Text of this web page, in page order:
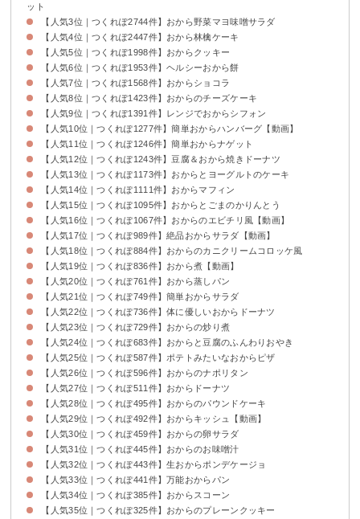
ット
【人気3位｜つくれぽ2744件】おから野菜マヨ味噌サラダ
【人気4位｜つくれぽ2447件】おから林檎ケーキ
【人気5位｜つくれぽ1998件】おからクッキー
【人気6位｜つくれぽ1953件】ヘルシーおから餅
【人気7位｜つくれぽ1568件】おからショコラ
【人気8位｜つくれぽ1423件】おからのチーズケーキ
【人気9位｜つくれぽ1391件】レンジでおからシフォン
【人気10位｜つくれぽ1277件】簡単おからハンバーグ【動画】
【人気11位｜つくれぽ1246件】簡単おからナゲット
【人気12位｜つくれぽ1243件】豆腐＆おから焼きドーナツ
【人気13位｜つくれぽ1173件】おからとヨーグルトのケーキ
【人気14位｜つくれぽ1111件】おからマフィン
【人気15位｜つくれぽ1095件】おからとごまのかりんとう
【人気16位｜つくれぽ1067件】おからのエビチリ風【動画】
【人気17位｜つくれぽ989件】絶品おからサラダ【動画】
【人気18位｜つくれぽ884件】おからのカニクリームコロッケ風
【人気19位｜つくれぽ836件】おから煮【動画】
【人気20位｜つくれぽ761件】おから蒸しパン
【人気21位｜つくれぽ749件】簡単おからサラダ
【人気22位｜つくれぽ736件】体に優しいおからドーナツ
【人気23位｜つくれぽ729件】おからの炒り煮
【人気24位｜つくれぽ683件】おからと豆腐のふんわりおやき
【人気25位｜つくれぽ587件】ポテトみたいなおからピザ
【人気26位｜つくれぽ596件】おからのナポリタン
【人気27位｜つくれぽ511件】おからドーナツ
【人気28位｜つくれぽ495件】おからのパウンドケーキ
【人気29位｜つくれぽ492件】おからキッシュ【動画】
【人気30位｜つくれぽ459件】おからの卵サラダ
【人気31位｜つくれぽ445件】おからのお味噌汁
【人気32位｜つくれぽ443件】生おからポンデケージョ
【人気33位｜つくれぽ441件】万能おからパン
【人気34位｜つくれぽ385件】おからスコーン
【人気35位｜つくれぽ325件】おからのプレーンクッキー